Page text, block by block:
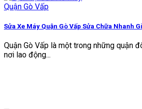
Sửa Xe Máy Quận Gò Vấp Sửa Chữa Nhanh
Quận Gò Vấp là một trong những quận
nơi lao động...